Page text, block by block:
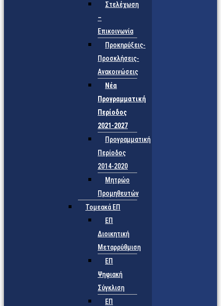
Στελέχωση
–
Επικοινωνία
Προκηρύξεις-
Προσκλήσεις-
Ανακοινώσεις
Νέα
Προγραμματική
Περίοδος
2021-2027
Προγραμματική
Περίοδος
2014-2020
Μητρώο
Προμηθευτών
Τομεακά ΕΠ
ΕΠ
Διοικητική
Μεταρρύθμιση
ΕΠ
Ψηφιακή
Σύγκλιση
ΕΠ